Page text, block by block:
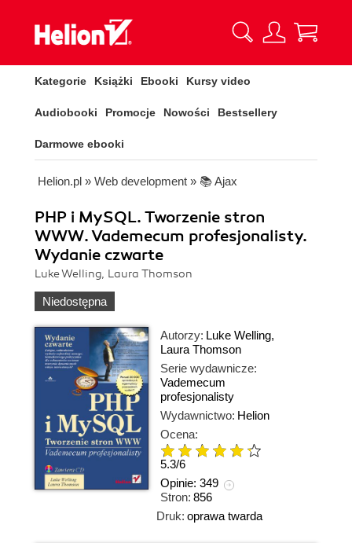
Kategorie Książki Ebooki Kursy video
Audiobooki Promocje Nowości Bestsellery
Darmowe ebooki
Helion.pl » Web development » 📚 Ajax
PHP i MySQL. Tworzenie stron
WWW. Vademecum profesjonalisty.
Wydanie czwarte
Luke Welling, Laura Thomson
Niedostępna
Autorzy: Luke Welling,
Laura Thomson
Serie wydawnicze:
Vademecum
profesjonalisty
Wydawnictwo: Helion
Ocena:
5.3/6
Opinie: 349
Stron: 856
Druk: oprawa twarda